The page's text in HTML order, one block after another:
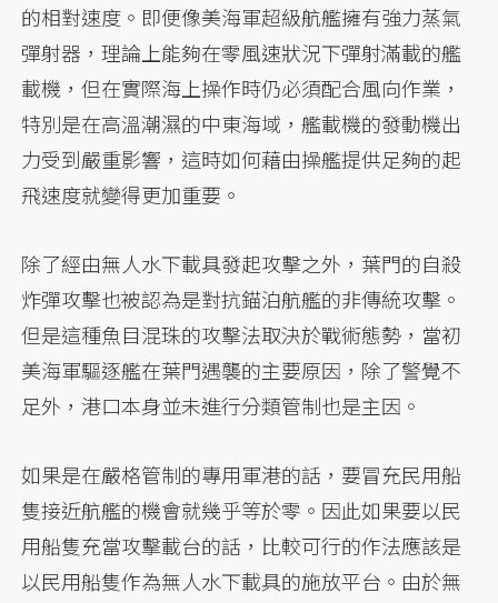
的相對速度。即便像美海軍超級航艦擁有強力蒸氣
彈射器，理論上能夠在零風速狀況下彈射滿載的艦
載機，但在實際海上操作時仍必須配合風向作業，
特別是在高溫潮濕的中東海域，艦載機的發動機出
力受到嚴重影響，這時如何藉由操艦提供足夠的起
飛速度就變得更加重要。
除了經由無人水下載具發起攻擊之外，葉門的自殺
炸彈攻擊也被認為是對抗錨泊航艦的非傳統攻擊。
但是這種魚目混珠的攻擊法取決於戰術態勢，當初
美海軍驅逐艦在葉門遇襲的主要原因，除了警覺不
足外，港口本身並未進行分類管制也是主因。
如果是在嚴格管制的專用軍港的話，要冒充民用船
隻接近航艦的機會就幾乎等於零。因此如果要以民
用船隻充當攻擊載台的話，比較可行的作法應該是
以民用船隻作為無人水下載具的施放平台。由於無